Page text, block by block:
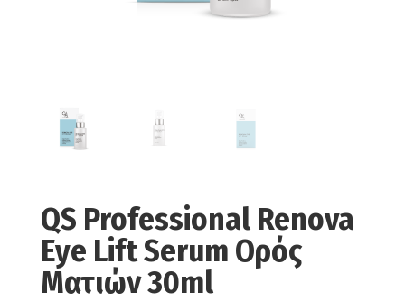
QS Professional Renova
Eye Lift Serum Ορός
Ματιών 30ml